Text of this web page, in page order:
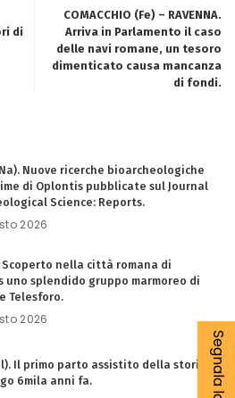
di
COMACCHIO (Fe) – RAVENNA.
Arriva in Parlamento il caso
delle navi romane, un tesoro
dimenticato causa mancanza
di fondi.
Nuove ricerche bioarcheologiche
di Oplontis pubblicate sul Journal
Science: Reports.
2026
Scoperto nella città romana di
uno splendido gruppo marmoreo di
Telesforo.
2026
Il primo parto assistito della storia
6mila anni fa.